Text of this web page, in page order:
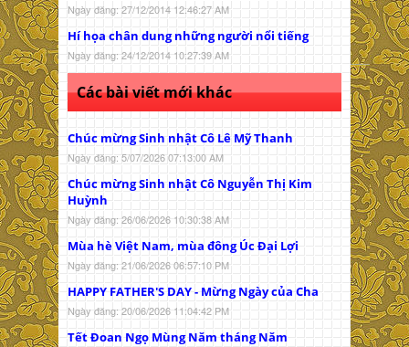
Ngày đăng: 27/12/2014 12:46:27 AM
Hí họa chân dung những người nổi tiếng
Ngày đăng: 24/12/2014 10:27:39 AM
Các bài viết mới khác
Chúc mừng Sinh nhật Cô Lê Mỹ Thanh
Ngày đăng: 5/07/2026 07:13:00 AM
Chúc mừng Sinh nhật Cô Nguyễn Thị Kim
Huỳnh
Ngày đăng: 26/06/2026 10:30:38 AM
Mùa hè Việt Nam, mùa đông Úc Đại Lợi
Ngày đăng: 21/06/2026 06:57:10 PM
HAPPY FATHER'S DAY - Mừng Ngày của Cha
Ngày đăng: 20/06/2026 11:04:42 PM
Tết Đoan Ngọ Mùng Năm tháng Năm